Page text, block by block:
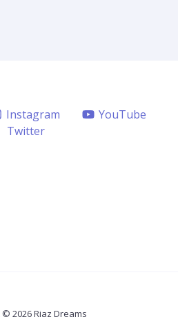
Instagram
YouTube
Twitter
2026 Riaz Dreams